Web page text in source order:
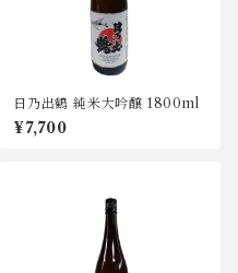
日乃出鶴 純米大吟醸 1800ml
¥7,700